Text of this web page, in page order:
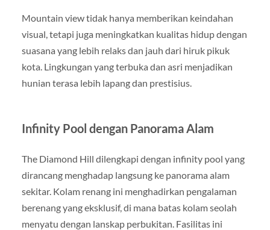
Mountain view tidak hanya memberikan keindahan
visual, tetapi juga meningkatkan kualitas hidup dengan
suasana yang lebih relaks dan jauh dari hiruk pikuk
kota. Lingkungan yang terbuka dan asri menjadikan
hunian terasa lebih lapang dan prestisius.
Infinity Pool dengan Panorama Alam
The Diamond Hill dilengkapi dengan infinity pool yang
dirancang menghadap langsung ke panorama alam
sekitar. Kolam renang ini menghadirkan pengalaman
berenang yang eksklusif, di mana batas kolam seolah
menyatu dengan lanskap perbukitan. Fasilitas ini